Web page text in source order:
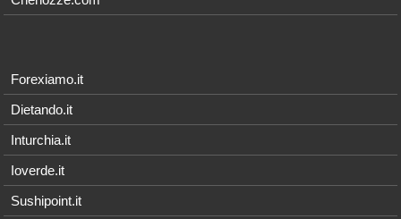
Forexiamo.it
Dietando.it
Inturchia.it
Ioverde.it
Sushipoint.it